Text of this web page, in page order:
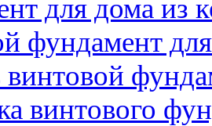
для дома из
фундамент для
винтовой
винтового